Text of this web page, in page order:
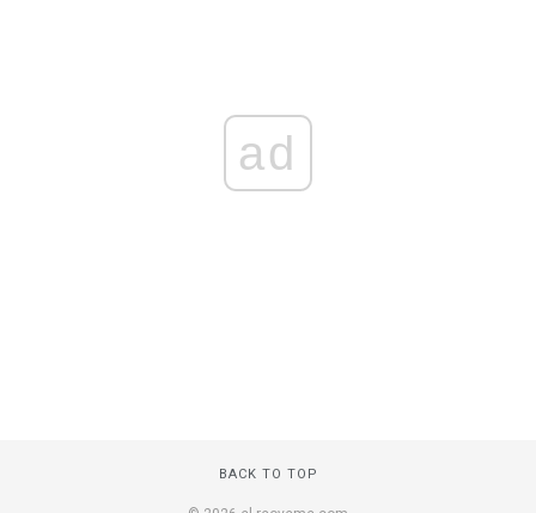
ad
BACK TO TOP